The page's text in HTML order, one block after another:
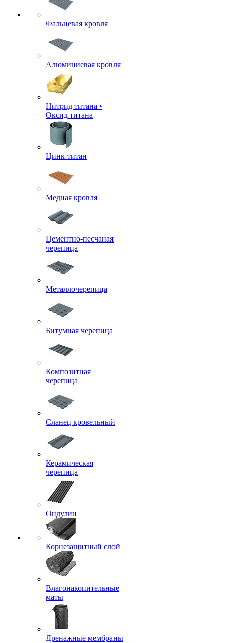
Фальцевая кровля
Алюминиевая кровля
Нитрид титана •
Оксид титана
Цинк-титан
Медная кровля
Цементно-песчаная
черепица
Металлочерепица
Битумная черепица
Композитная
черепица
Сланец кровельный
Керамическая
черепица
Ондулин
Корнезащитный слой
Влагонакопительные
маты
Дренажные мембраны